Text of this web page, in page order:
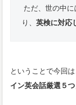
ただ、世の中
り、 英検に対応
ということで今回
イン英会話厳選５つ